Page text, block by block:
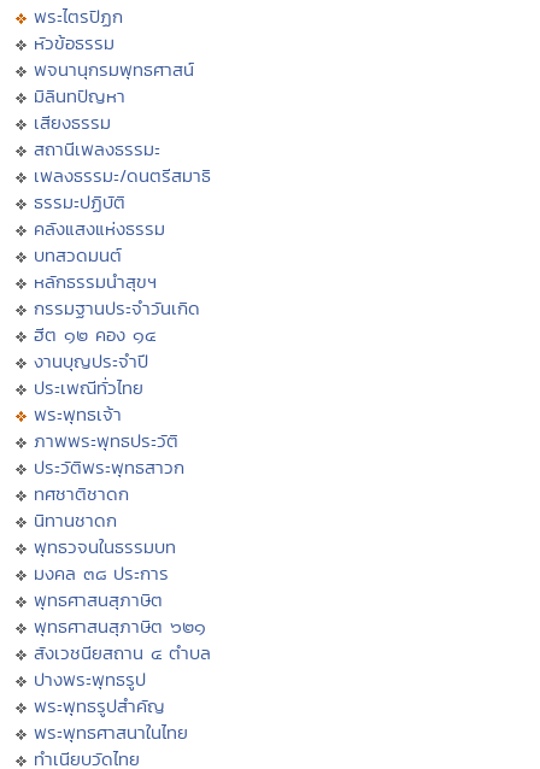
พระไตรปิฏก
หัวข้อธรรม
พจนานุกรมพุทธศาสน์
มิลินทปัญหา
เสียงธรรม
สถานีเพลงธรรมะ
เพลงธรรมะ/ดนตรีสมาธิ
ธรรมะปฏิบัติ
คลังแสงแห่งธรรม
บทสวดมนต์
หลักธรรมนำสุขฯ
กรรมฐานประจำวันเกิด
ฮีต ๑๒ คอง ๑๔
งานบุญประจำปี
ประเพณีทั่วไทย
พระพุทธเจ้า
ภาพพระพุทธประวัติ
ประวัติพระพุทธสาวก
ทศชาติชาดก
นิทานชาดก
พุทธวจนในธรรมบท
มงคล ๓๘ ประการ
พุทธศาสนสุภาษิต
พุทธศาสนสุภาษิต ๖๒๑
สังเวชนียสถาน ๔ ตำบล
ปางพระพุทธรูป
พระพุทธรูปสำคัญ
พระพุทธศาสนาในไทย
ทำเนียบวัดไทย